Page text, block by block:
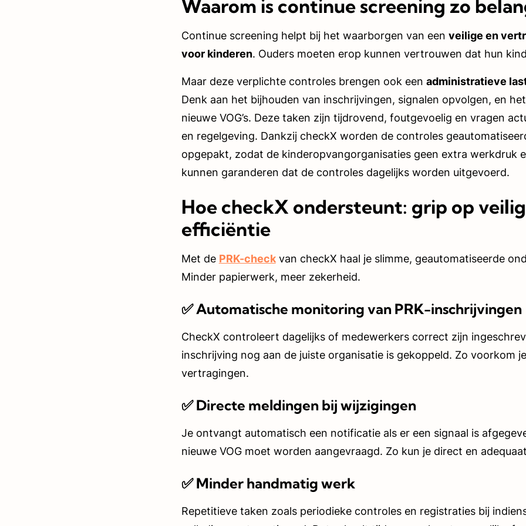
Waarom is continue screening zo
Continue screening helpt bij het waarborgen van een veilige en
voor kinderen. Ouders moeten erop kunnen vertrouwen dat hun
Maar deze verplichte controles brengen ook een administratieve
Denk aan het bijhouden van inschrijvingen, signalen opvolgen, en
nieuwe VOG’s. Deze taken zijn tijdrovend, foutgevoelig en vragen
en regelgeving. Dankzij checkX worden de controles
opgepakt, zodat de kinderopvangorganisaties geen extra werkdruk
kunnen garanderen dat de controles dagelijks worden uitgevoerd.
Hoe checkX ondersteunt: grip op
efficiëntie
Met de PRK-checkvan checkX haal je slimme, geautomatiseerde
Minder papierwerk, meer zekerheid.
✅ Automatische monitoring van PRK-inschrijvingen
CheckX controleert dagelijks of medewerkers correct zijn
inschrijving nog aan de juiste organisatie is gekoppeld. Zo voorkom
vertragingen.
✅ Directe meldingen bij wijzigingen
Je ontvangt automatisch een notificatie als er een signaal is
nieuwe VOG moet worden aangevraagd. Zo kun je direct en
✅ Minder handmatig werk
Repetitieve taken zoals periodieke controles en registraties bij